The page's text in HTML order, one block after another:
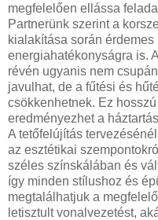
megfelelően ellássa
Partnerünk szerint a
kialakítása során
energiahatékonyságra is.
révén ugyanis nem
javulhat, de a fűtési és
csökkenhetnek. Ez
eredményezhet a
A tetőfelújítás
az esztétikai
széles színskálában és
így minden stílushoz és
megtalálhatjuk a
letisztult vonalvezetést,